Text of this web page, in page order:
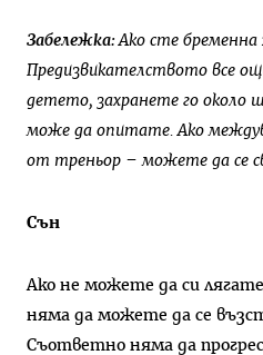
Забележка:Ако сте бременна
Предизвикателството все
детето, захранете го около
може да опитате.Ако
от треньор – можете да се
Сън
Ако не можете да си
няма да можете да се
Съответно няма да